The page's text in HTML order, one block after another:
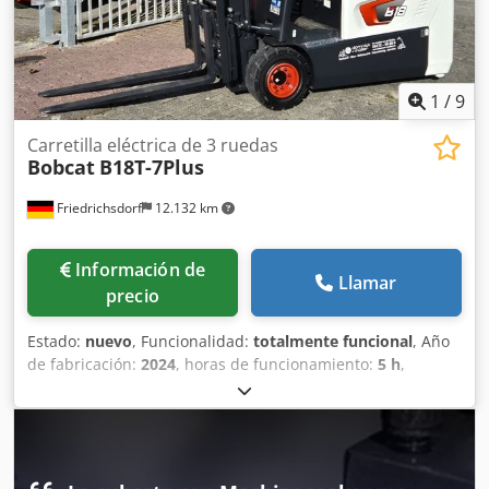
traseros: 80 - 100% Voltaje de la batería: 24 V Batería Ah:
150 Ah Tipo de batería: iones de litio Año de fabricación de
la batería: 2025 Estado de la batería: 80 - 100% Crsdpfjwi
Acgex Acajf Carrera inicial, carrera libre completa,
certificado CE, Batería de iones de litio que no requiere
mantenimiento.
1 /9
Friedrichsdorf 12.132 km
Carretilla eléctrica de 3 ruedas
Bobcat B18T-7Plus
Información de
precio
Llamar
Estado: nuevo, Funcionalidad: totalmente funcional, Año
de fabricación: 2024, horas de funcionamiento: 5 h,
1.800 kg, altura de elevación:
mm, ascensor libre:1.540 mm, tipo de combustible:
, altura de construcción:
, anchura del
portahorquillas: